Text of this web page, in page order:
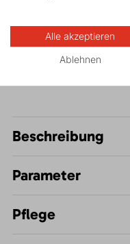
Fitness
Skitouren
Beschreibung
Parameter
Pflege
Alle akzeptieren
Ablehnen